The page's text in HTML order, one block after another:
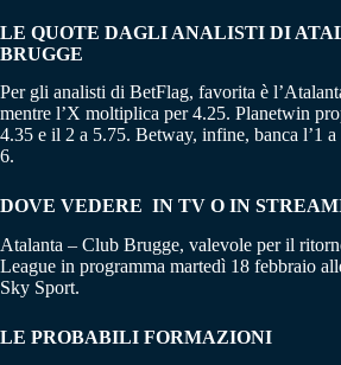
LE QUOTE DAGLI ANALISTI DI
BRUGGE
Per gli analisti di BetFlag, favorita è
mentre l’X moltiplica per 4.25. Planetwin
4.35 e il 2 a 5.75. Betway, infine, banca l’1
6.
DOVE VEDERE IN TV O IN
Atalanta – Club Brugge, valevole per il
League in programma martedì 18 febbraio
Sky Sport.
LE PROBABILI FORMAZIONI